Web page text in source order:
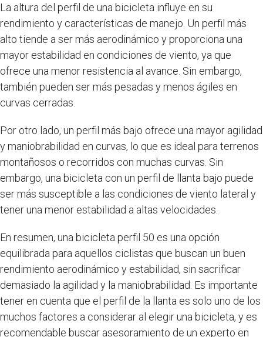
La altura del perfil de una bicicleta influye en su
rendimiento y características de manejo. Un perfil más
alto tiende a ser más aerodinámico y proporciona una
mayor estabilidad en condiciones de viento, ya que
ofrece una menor resistencia al avance. Sin embargo,
también pueden ser más pesadas y menos ágiles en
curvas cerradas.
Por otro lado, un perfil más bajo ofrece una mayor agilidad
y maniobrabilidad en curvas, lo que es ideal para terrenos
montañosos o recorridos con muchas curvas. Sin
embargo, una bicicleta con un perfil de llanta bajo puede
ser más susceptible a las condiciones de viento lateral y
tener una menor estabilidad a altas velocidades.
En resumen, una bicicleta perfil 50 es una opción
equilibrada para aquellos ciclistas que buscan un buen
rendimiento aerodinámico y estabilidad, sin sacrificar
demasiado la agilidad y la maniobrabilidad. Es importante
tener en cuenta que el perfil de la llanta es solo uno de los
muchos factores a considerar al elegir una bicicleta, y es
recomendable buscar asesoramiento de un experto en